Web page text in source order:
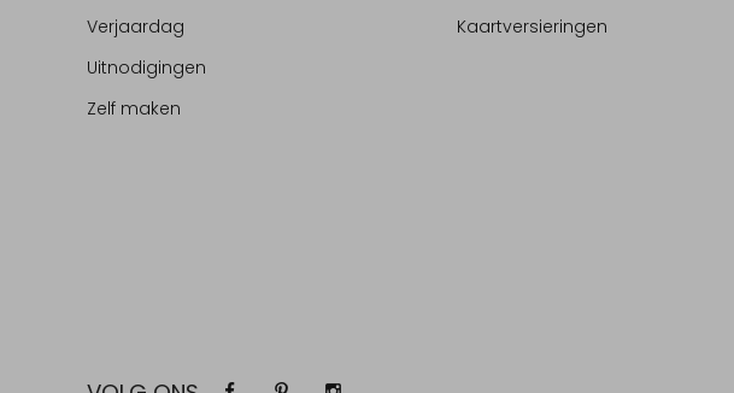
Verjaardag
Uitnodigingen
Zelf maken
Kaartversieringen